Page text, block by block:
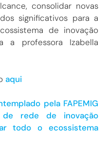
consolidar novas
significativos para a
de inovação
a professora Izabella
aqui
pela FAPEMIG
rede de inovação
todo o ecossistema